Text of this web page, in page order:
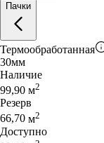
Пачки
Термообработанная
30мм
Наличие
99,90 м2
Резерв
66,70 м2
Доступно